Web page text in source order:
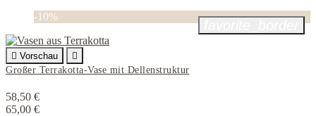
-10%
 Vorschau

Großer Terrakotta-Vase mit Dellenstruktur
58,50 €
65,00 €